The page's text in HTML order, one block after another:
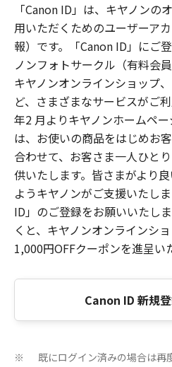
「Canon ID」は、キヤノンの
用いただくためのユーザーア
報）です。「Canon ID」にご
ノンフォトサークル（有料会
キヤノンオンラインショップ
ど、さまざまなサービスがご
年2 月よりキヤノンホームペ
は、お使いの商品をはじめお
合わせて、お客さま一人ひと
供いたします。皆さまがより
ようキヤノンがご支援いたし
ID」のご登録をお願いいたし
くと、キヤノンオンラインシ
1,000円OFFクーポンを進呈い
Canon ID 新規
※ 既にログイン済みの場合は再